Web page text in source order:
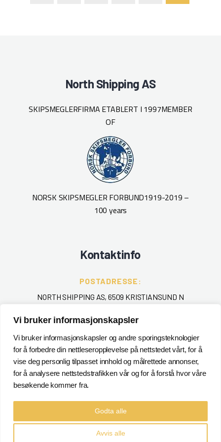
Vi bruker informasjonskapsler
Vi bruker informasjonskapsler og andre sporingsteknologier
for å forbedre din nettleseropplevelse på nettstedet vårt, for å
vise deg personlig tilpasset innhold og målrettede annonser,
for å analysere nettstedstrafikken vår og for å forstå hvor våre
besøkende kommer fra.
Godta alle
Avvis alle
North Shipping AS
SKIPSMEGLERFIRMA ETABLERT I 1997MEMBER
OF
NORSK SKIPSMEGLER FORBUND1919-2019 –
100 years
Kontaktinfo
POSTADRESSE:
NORTH SHIPPING AS, 6509 KRISTIANSUND N
TELEFON:
+ 47 715 40 000
EPOST :
POSTMASTER@NORTHSHIPPING.NO